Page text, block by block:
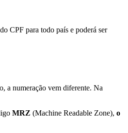
CPF para todo país e poderá ser
a numeração vem diferente. Na
MRZ (Machine Readable Zone), o